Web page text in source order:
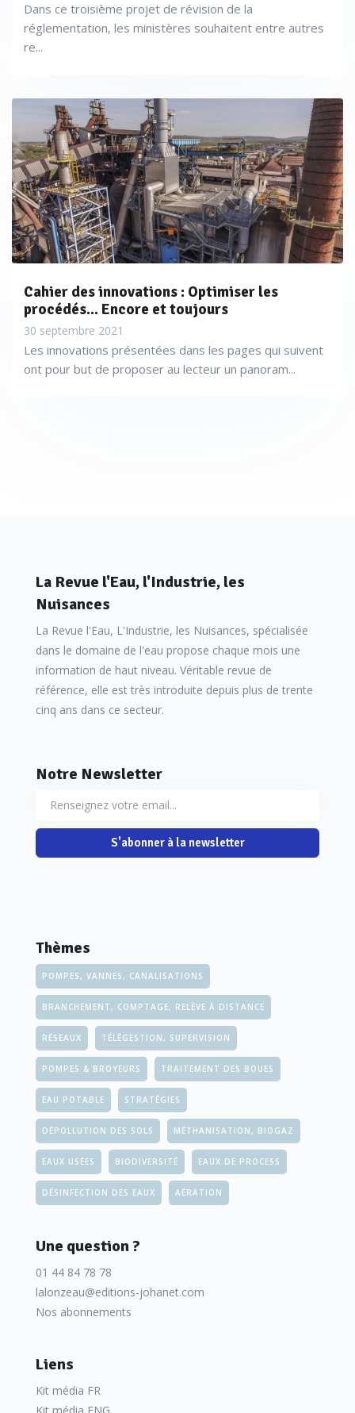
Dans ce troisième projet de révision de la
réglementation, les ministères souhaitent entre autres
re...
Cahier des innovations : Optimiser les
procédés... Encore et toujours
30 septembre 2021
Les innovations présentées dans les pages qui suivent
ont pour but de proposer au lecteur un panoram...
La Revue l'Eau, l'Industrie, les
Nuisances
La Revue l'Eau, L'Industrie, les Nuisances, spécialisée
dans le domaine de l'eau propose chaque mois une
information de haut niveau. Véritable revue de
référence, elle est très introduite depuis plus de trente
cinq ans dans ce secteur.
Notre Newsletter
S'abonner à la newsletter
Thèmes
POMPES, VANNES, CANALISATIONS
BRANCHEMENT, COMPTAGE, RELÈVE À DISTANCE
RÉSEAUX TÉLÉGESTION, SUPERVISION
POMPES & BROYEURS TRAITEMENT DES BOUES
EAU POTABLE STRATÉGIES
DÉPOLLUTION DES SOLS MÉTHANISATION, BIOGAZ
EAUX USÉES BIODIVERSITÉ EAUX DE PROCESS
DÉSINFECTION DES EAUX AÉRATION
Une question ?
01 44 84 78 78
lalonzeau@editions-johanet.com
Nos abonnements
Liens
Kit média FR